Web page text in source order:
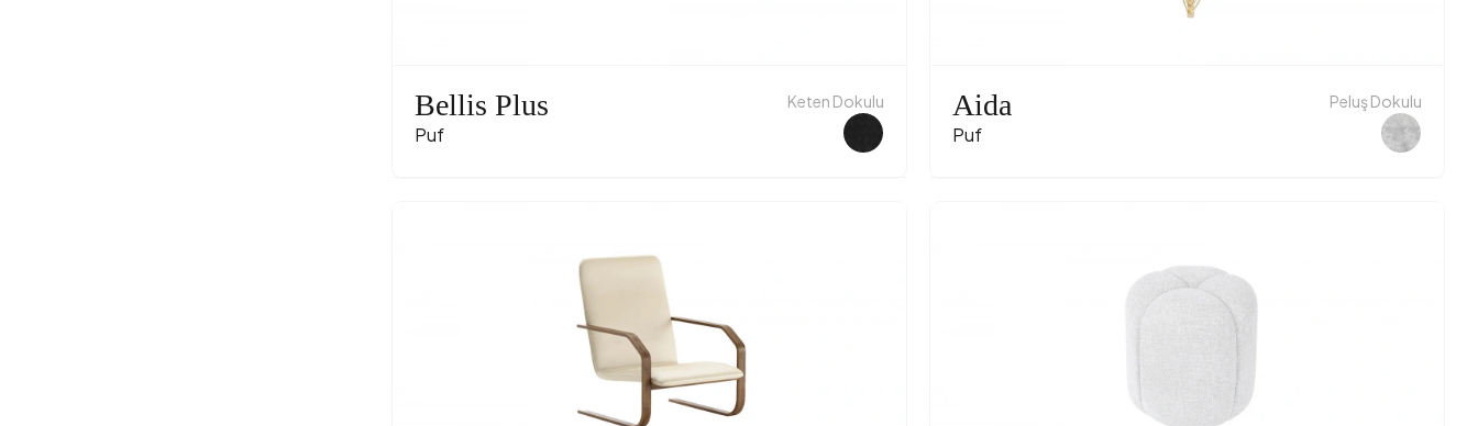
Bellis Plus
Puf
Keten Dokulu Aida
Puf
Peluş Dokulu